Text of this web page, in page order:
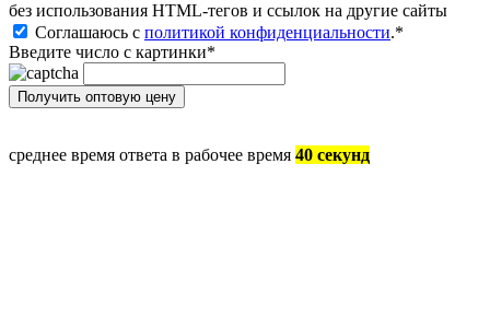
без иcпользования HTML-тегов и ссылок на другие сайты
Соглашаюсь с политикой конфиденциальности.*
Введите число с картинки*
среднее время ответа в рабочее время 40 секунд